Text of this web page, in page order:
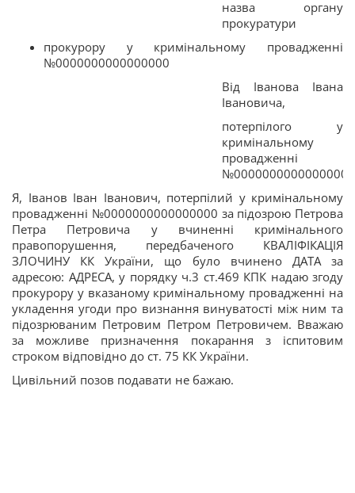
назва органу
прокуратури
прокурору у кримінальному провадженні
№0000000000000000
Від Іванова Івана
Івановича,
потерпілого у
кримінальному
провадженні
№0000000000000000
Я, Іванов Іван Іванович, потерпілий у кримінальному
провадженні №0000000000000000 за підозрою Петрова
Петра Петровича у вчиненні кримінального
правопорушення, передбаченого КВАЛІФІКАЦІЯ
ЗЛОЧИНУ КК України, що було вчинено ДАТА за
адресою: АДРЕСА, у порядку ч.3 ст.469 КПК надаю згоду
прокурору у вказаному кримінальному провадженні на
укладення угоди про визнання винуватості між ним та
підозрюваним Петровим Петром Петровичем. Вважаю
за можливе призначення покарання з іспитовим
строком відповідно до ст. 75 КК України.
Цивільний позов подавати не бажаю.